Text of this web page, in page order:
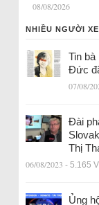
08/08/2026
NHIỀU NGƯỜI
Tin bà
Đức
07/08/
Đài
Thị
06/08/2023 - 5.165
Ủng